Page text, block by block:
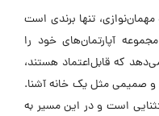
در میزبانی و مهمان‌نوازی، تنها برندی است
آپارتمان‌های خود را
که قابل‌اعتماد هستند،
و صمیمی مثل یک خانه آشنا.
است و در این مسیر به